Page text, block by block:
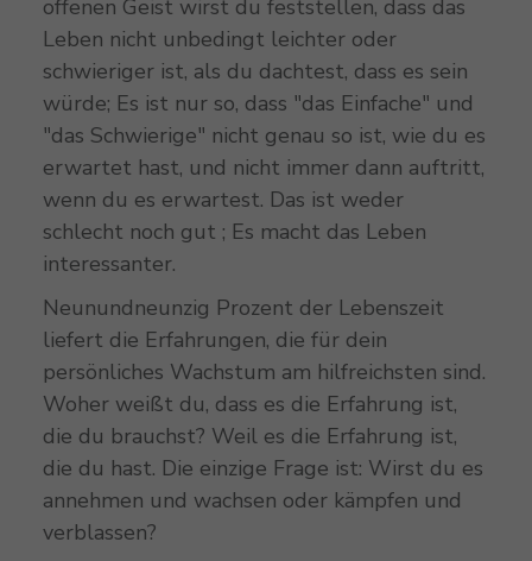
offenen Geist wirst du feststellen, dass das
Leben nicht unbedingt leichter oder
schwieriger ist, als du dachtest, dass es sein
würde; Es ist nur so, dass "das Einfache" und
"das Schwierige" nicht genau so ist, wie du es
erwartet hast, und nicht immer dann auftritt,
wenn du es erwartest. Das ist weder
schlecht noch gut ; Es macht das Leben
interessanter.
Neunundneunzig Prozent der Lebenszeit
liefert die Erfahrungen, die für dein
persönliches Wachstum am hilfreichsten sind.
Woher weißt du, dass es die Erfahrung ist,
die du brauchst? Weil es die Erfahrung ist,
die du hast. Die einzige Frage ist: Wirst du es
annehmen und wachsen oder kämpfen und
verblassen?